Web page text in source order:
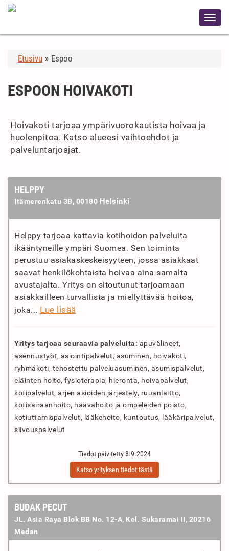
Etusivu » Espoo
ESPOON HOIVAKOTI
Hoivakoti tarjoaa ympärivuorokautista hoivaa ja
huolenpitoa. Katso alueesi vaihtoehdot ja
palveluntarjoajat.
HELPPY
Itämerenkatu 3B, 00180 Helsinki
Helppy tarjoaa kattavia kotihoidon palveluita
ikääntyneille ympäri Suomea. Sen toiminta
perustuu asiakaskeskeisyyteen, jossa asiakkaat
saavat henkilökohtaista hoivaa aina samalta
avustajalta. Yritys on sitoutunut tarjoamaan
asiakkailleen turvallista ja miellyttävää hoitoa,
joka... Lue lisää
Yritys tarjoaa seuraavia palveluita: apuvälineet,
asennustyöt, asiointipalvelut, asuminen, hoivakoti,
ryhmäkoti, tehostettu palveluasuminen, asumispalvelut,
eläinten hoito, fysioterapia, hieronta, hoivapalvelut,
kotipalvelut, arjen asioiden järjestely, ruuanlaitto,
kotisairaanhoito, haavahoito ja ompeleiden poisto,
kotiuttamispalvelut, lääkehoito, kuntoutus, lääkäripalvelut,
siivouspalvelut
Tiedot päivitetty 8.9.2024
Katso yrityksen tiedot tästä
BUDAK PECUT
JL. Asia Raya Blok BB No. 12-A, Kel. Sukaramai II, 20216
Medan